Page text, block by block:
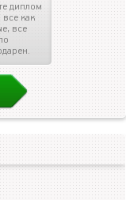
диплом
все как
все